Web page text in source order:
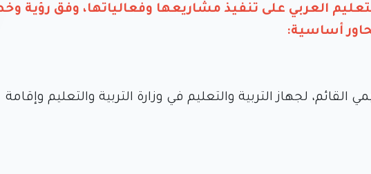
العربي على تنفيذ مشاريعها وفعالياتها، وفق رؤية
أساسية:
القائم، لجهاز التربية والتعليم في وزارة التربية والتعليم وإقامة